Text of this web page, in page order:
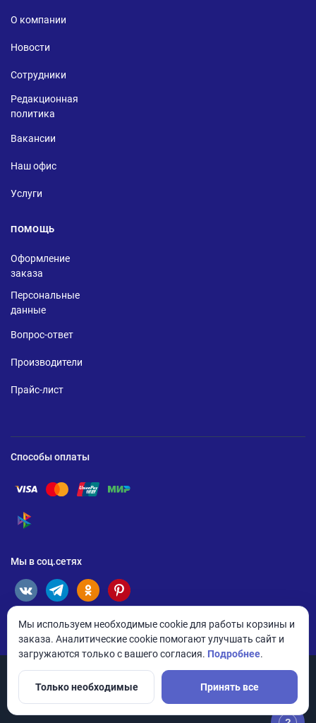
О компании
Новости
Сотрудники
Редакционная
политика
Вакансии
Наш офис
Услуги
ПОМОЩЬ
Оформление
заказа
Персональные
данные
Вопрос-ответ
Производители
Прайс-лист
Способы оплаты
Помощь по оплате Visa
Помощь по оплате Mastercard
Помощь по оплате UnionPay
Помощь по оплате Мир
Помощь по оплате СБП
Мы в соц.сетях
© 2026 ANDPRO / ООО «АНД-Системс»
Мы используем необходимые cookie для работы корзины и
заказа. Аналитические cookie помогают улучшать сайт и
загружаются только с вашего согласия. Подробнее.
Только необходимые Принять все